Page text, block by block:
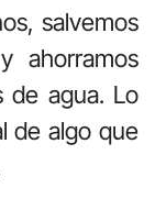
salvemos
ahorramos
de agua. Lo
de algo que